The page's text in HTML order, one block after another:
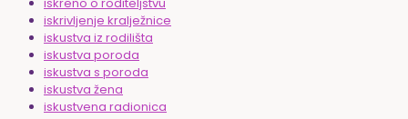
iskrivljenje kralježnice
iskustva iz rodilišta
iskustva poroda
iskustva s poroda
iskustva žena
iskustvena radionica